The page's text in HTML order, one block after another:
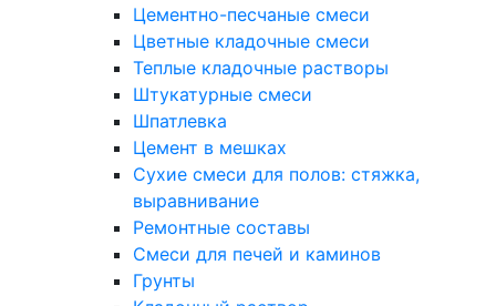
Цементно-песчаные смеси
Цветные кладочные смеси
Теплые кладочные растворы
Штукатурные смеси
Шпатлевка
Цемент в мешках
Сухие смеси для полов: стяжка,
выравнивание
Ремонтные составы
Смеси для печей и каминов
Грунты